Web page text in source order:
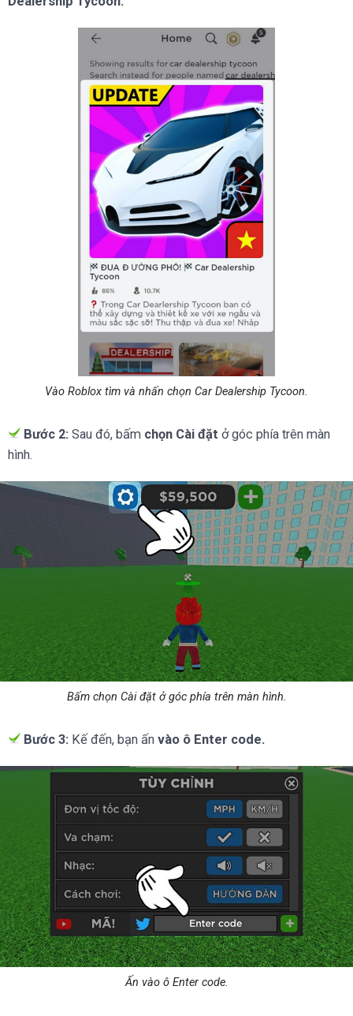
Vào Roblox tìm và nhấn chọn Car Dealership Tycoon.
Bước 2: Sau đó, bấm chọn Cài đặt ở góc phía trên màn
hình.
Bấm chọn Cài đặt ở góc phía trên màn hình.
Bước 3: Kế đến, bạn ấn vào ô Enter code.
Ấn vào ô Enter code.